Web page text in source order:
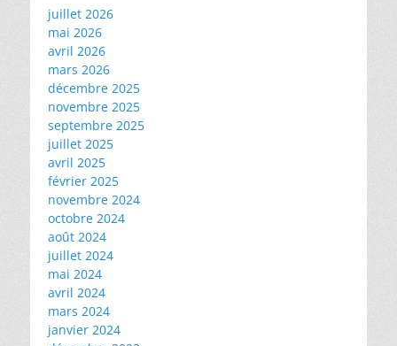
juillet 2026
mai 2026
avril 2026
mars 2026
décembre 2025
novembre 2025
septembre 2025
juillet 2025
avril 2025
février 2025
novembre 2024
octobre 2024
août 2024
juillet 2024
mai 2024
avril 2024
mars 2024
janvier 2024